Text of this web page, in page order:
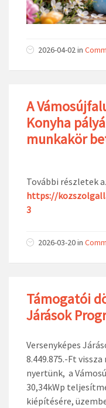
2026-04-02in
A
Konyha
munkakör
További részletek
https://
3
2026-03-20in
Támogatói
Járások
Versenyképes
8.449.875.-Ft
nyertünk, a
30,34kWp
kiépítésére,